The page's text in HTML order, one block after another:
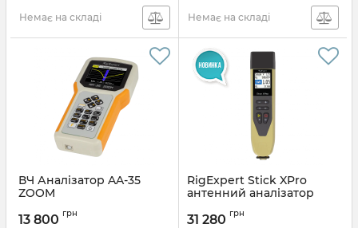
Немає на складі Немає на складі
ВЧ Аналізатор AA-35
ZOOM
13 800 грн
RigExpert Stick XPro
антенний аналізатор
31 280 грн